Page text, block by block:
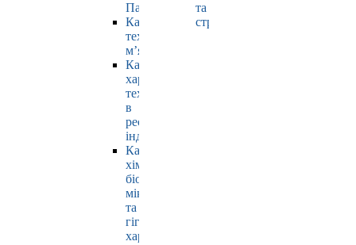
Павлюк
Кафедра
технології
м’яса
Кафедра
харчових
технологій
в
ресторанній
індустрії
Кафедра
хімії,
біохімії,
мікробіології
та
гігієни
харчування
та
страхування